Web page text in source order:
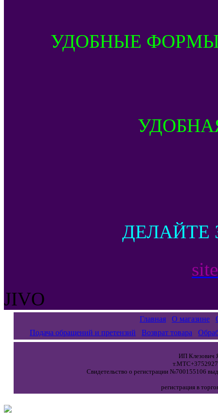
УДОБНЫЕ
ДЕЛАЙТЕ
JIVO
Главная О магазине
Подача обращений и претензий
Возврат товара
ИП Клезович
Свидетельство о регистрации №700155106
регистрация в